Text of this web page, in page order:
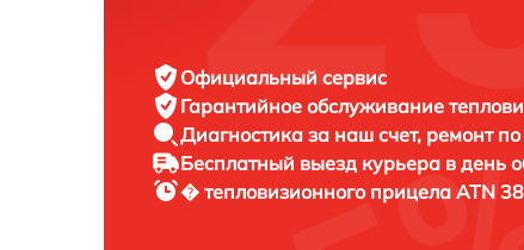
Официальный сервис
Гарантийное обслуживание
Диагностика за наш счет, ремонт
Бесплатный выезд курьера в день
� тепловизионного прицела ATN